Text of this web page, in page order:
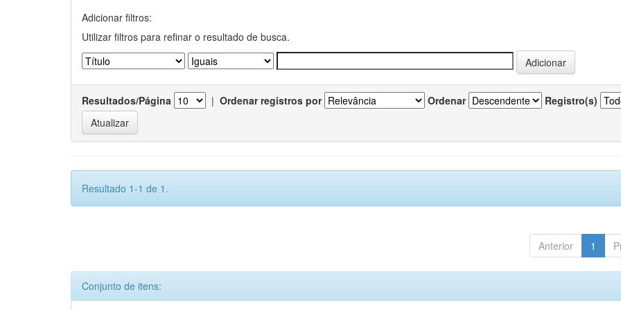
Adicionar filtros:
Utilizar filtros para refinar o resultado de busca.
Resultados/Página | Ordenar registros por Ordenar Registro(s)
Resultado 1-1 de 1.
Anterior 1
Conjunto de itens: